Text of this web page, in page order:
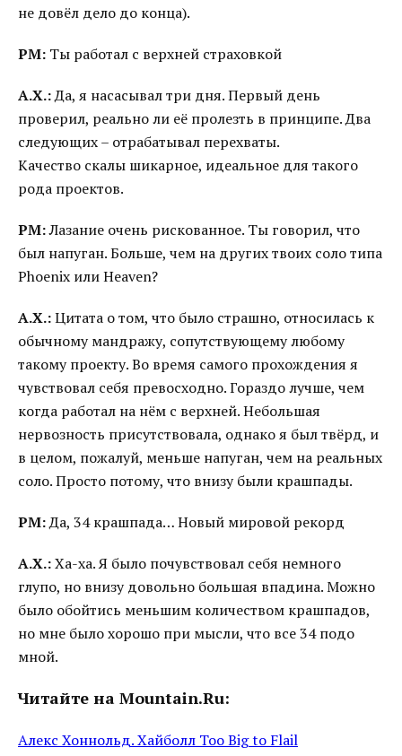
не довёл дело до конца).
РМ: Ты работал с верхней страховкой
А.Х.:Да, я насасывал три дня. Первый день
проверил, реально ли её пролезть в принципе. Два
следующих – отрабатывал перехваты.
Качество скалы шикарное, идеальное для такого
рода проектов.
РМ:Лазание очень рискованное. Ты говорил, что
был напуган. Больше, чем на других твоих соло типа
Phoenix или Heaven?
А.Х.:Цитата о том, что было страшно, относилась к
обычному мандражу, сопутствующему любому
такому проекту. Во время самого прохождения я
чувствовал себя превосходно. Гораздо лучше, чем
когда работал на нём с верхней. Небольшая
нервозность присутствовала, однако я был твёрд, и
в целом, пожалуй, меньше напуган, чем на реальных
соло. Просто потому, что внизу были крашпады.
РМ:Да, 34 крашпада… Новый мировой рекорд
А.Х.:Ха-ха. Я было почувствовал себя немного
глупо, но внизу довольно большая впадина. Можно
было обойтись меньшим количеством крашпадов,
но мне было хорошо при мысли, что все 34 подо
мной.
Читайте на Mountain.Ru:
Алекс Хоннольд. Хайболл Too Big to Flail